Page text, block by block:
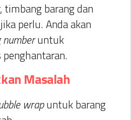
timbang barang dan
perlu. Anda akan
numberuntuk
Masalah
wrapuntuk barang